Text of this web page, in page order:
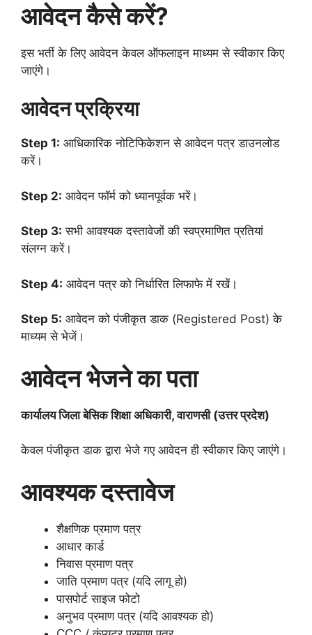
आवेदन कैसे करें?
इस भर्ती के लिए आवेदन केवल ऑफलाइन माध्यम से स्वीकार किए
जाएंगे।
आवेदन प्रक्रिया
Step 1: आधिकारिक नोटिफिकेशन से आवेदन पत्र डाउनलोड
करें।
Step 2: आवेदन फॉर्म को ध्यानपूर्वक भरें।
Step 3: सभी आवश्यक दस्तावेजों की स्वप्रमाणित प्रतियां
संलग्न करें।
Step 4: आवेदन पत्र को निर्धारित लिफाफे में रखें।
Step 5: आवेदन को पंजीकृत डाक (Registered Post) के
माध्यम से भेजें।
आवेदन भेजने का पता
कार्यालय जिला बेसिक शिक्षा अधिकारी, वाराणसी (उत्तर प्रदेश)
केवल पंजीकृत डाक द्वारा भेजे गए आवेदन ही स्वीकार किए जाएंगे।
आवश्यक दस्तावेज
शैक्षणिक प्रमाण पत्र
आधार कार्ड
निवास प्रमाण पत्र
जाति प्रमाण पत्र (यदि लागू हो)
पासपोर्ट साइज फोटो
अनुभव प्रमाण पत्र (यदि आवश्यक हो)